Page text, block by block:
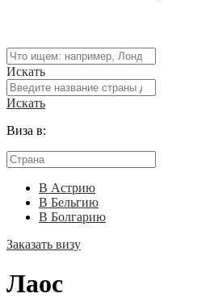
Искать
Искать
Виза в:
В Астрию
В Бельгию
В Болгарию
Заказать визу
Лаос